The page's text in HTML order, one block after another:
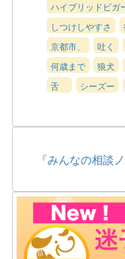
ハイブリッドビガ
しつけしやすさ
京都市、
吐く
何歳まで
狼犬
舌
シーズー
『みんなの相談